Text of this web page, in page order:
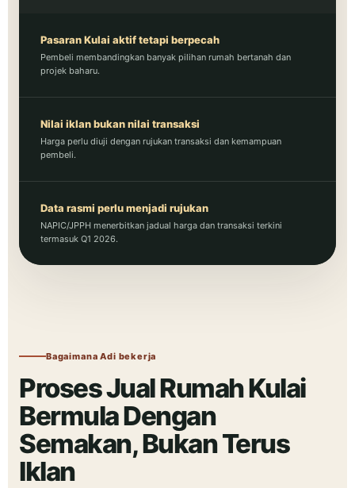
Pasaran Kulai aktif tetapi berpecah
Pembeli membandingkan banyak pilihan rumah bertanah dan
projek baharu.
Nilai iklan bukan nilai transaksi
Harga perlu diuji dengan rujukan transaksi dan kemampuan
pembeli.
Data rasmi perlu menjadi rujukan
NAPIC/JPPH menerbitkan jadual harga dan transaksi terkini
termasuk Q1 2026.
Bagaimana Adi bekerja
Proses Jual Rumah Kulai
Bermula Dengan
Semakan, Bukan Terus
Iklan